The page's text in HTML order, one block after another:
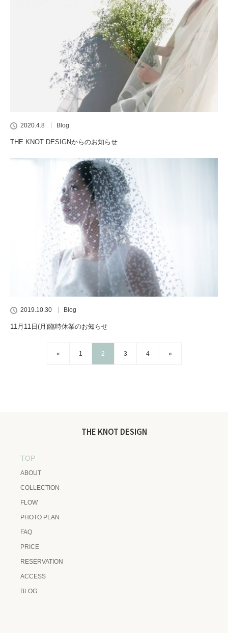
2020.4.8 Blog
THE KNOT DESIGNからのお知らせ
2019.10.30 Blog
11月11日(月)臨時休業のお知らせ
« 1 2 3 4 »
THE KNOT DESIGN
TOP
ABOUT
COLLECTION
FLOW
PHOTO PLAN
FAQ
PRICE
RESERVATION
ACCESS
BLOG